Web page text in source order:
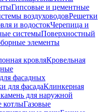
Гипсовые и цементные
воздуховодовРешетки
и водостокЧерепица и
системыПоверхностный
элементы
кровляКровельная
фасадных
для фасадаКлинкерная
для наружной
котлыГазовые